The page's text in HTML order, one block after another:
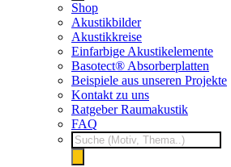
Shop
Akustikbilder
Akustikkreise
Einfarbige Akustikelemente
Basotect® Absorberplatten
Beispiele aus unseren Projekte
Kontakt zu uns
Ratgeber Raumakustik
FAQ
Products
search